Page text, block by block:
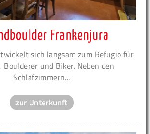
Frankenjura
sich langsam zum Refugio für
Boulderer und Biker. Neben den
Schlafzimmern...
zur Unterkunft